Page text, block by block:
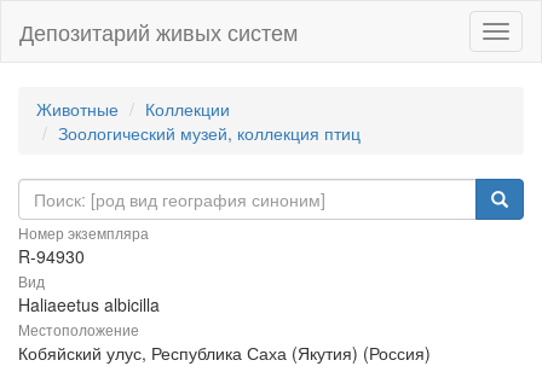
Депозитарий живых систем
Животные
Коллекции
Зоологический музей, коллекция птиц
Номер экземпляра
R-94930
Вид
Haliaeetus albicilla
Местоположение
Кобяйский улус, Республика Саха (Якутия) (Россия)